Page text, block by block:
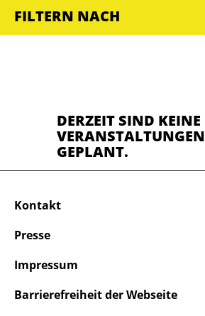
FILTERN NACH
DERZEIT SIND KEINE
VERANSTALTUNGEN
GEPLANT.
Kontakt
Presse
Impressum
Barrierefreiheit der Webseite